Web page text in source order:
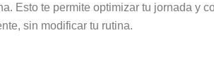
Esto te permite optimizar tu jornada y
sin modificar tu rutina.